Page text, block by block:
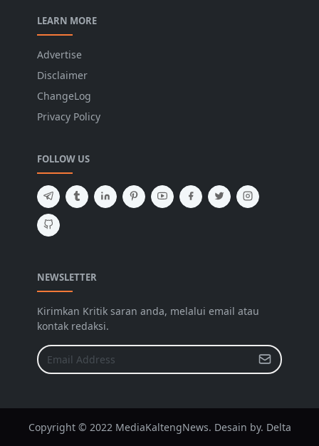
LEARN MORE
Advertise
Disclaimer
ChangeLog
Privacy Policy
FOLLOW US
NEWSLETTER
Kirimkan Kritik saran anda, melalui email atau
kontak redaksi.
Copyright © 2022 MediaKaltengNews. Desain by. Delta